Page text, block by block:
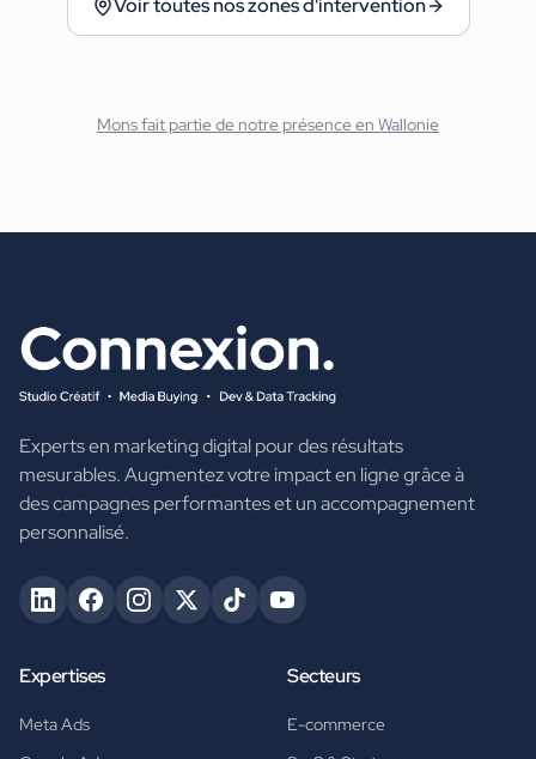
Voir toutes nos zones d'intervention
Monsfait partie de notre présence en Wallonie
Experts en marketing digital pour des résultats
mesurables. Augmentez votre impact en ligne grâce à
des campagnes performantes et un accompagnement
personnalisé.
Expertises
Meta Ads
Secteurs
E-commerce